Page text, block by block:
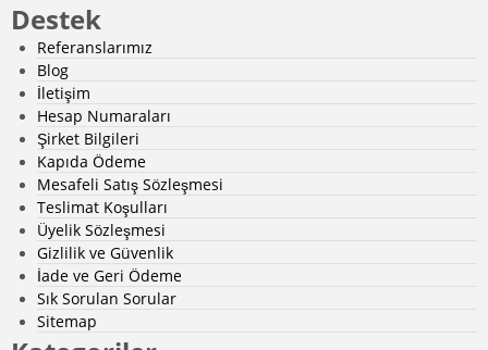
Destek
Referanslarımız
Blog
İletişim
Hesap Numaraları
Şirket Bilgileri
Kapıda Ödeme
Mesafeli Satış Sözleşmesi
Teslimat Koşulları
Üyelik Sözleşmesi
Gizlilik ve Güvenlik
İade ve Geri Ödeme
Sık Sorulan Sorular
Sitemap